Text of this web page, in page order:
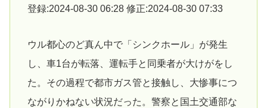
登録:2024-08-30 06:28 修正:2024-08-30 07:33
ウル都心のど真ん中で「シンクホール」が発生
し、車1台が転落、運転手と同乗者が大けがをし
た。その過程で都市ガス管と接触し、大惨事につ
ながりかねない状況だった。警察と国土交通部な